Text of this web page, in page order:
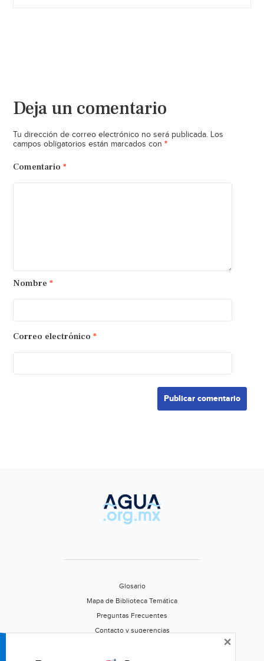
Deja un comentario
Tu dirección de correo electrónico no será publicada. Los
campos obligatorios están marcados con *
Comentario *
Nombre *
Correo electrónico *
Glosario
Mapa de Biblioteca Temática
Preguntas Frecuentes
Contacto y sugerencias
×